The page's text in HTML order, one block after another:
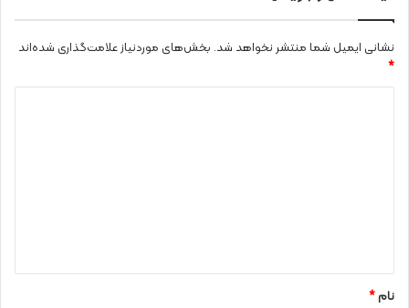
نشانی ایمیل شما منتشر نخواهد شد. بخش‌های موردنیاز علامت‌گذاری شده‌اند
*
نام*